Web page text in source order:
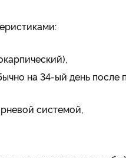
на 34-ый день после
системой,